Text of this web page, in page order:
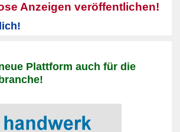
Anzeigen veröffentlichen!
Plattform auch für die